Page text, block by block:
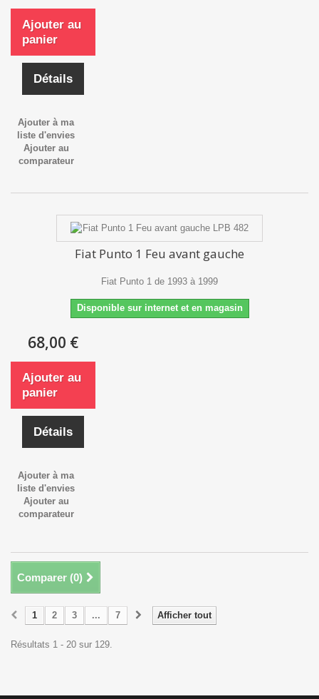
Ajouter au
panier
Détails
Ajouter à ma
liste d'envies
Ajouter au
comparateur
Fiat Punto 1 Feu avant gauche
Fiat Punto 1 de 1993 à 1999
Disponible sur internet et en magasin
68,00 €
Ajouter au
panier
Détails
Ajouter à ma
liste d'envies
Ajouter au
comparateur
Comparer (0)
Afficher tout
1 2 3 ... 7
Résultats 1 - 20 sur 129.